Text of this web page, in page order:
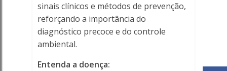
sinais clínicos e métodos de prevenção,
reforçando a importância do
diagnóstico precoce e do controle
ambiental.
Entenda a doença: